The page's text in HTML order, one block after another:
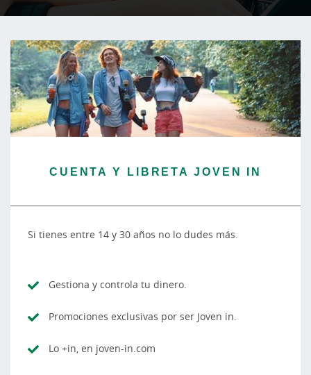
CUENTA Y LIBRETA JOVEN IN
Si tienes entre 14 y 30 años no lo dudes más.
Gestiona y controla tu dinero.
Promociones exclusivas por ser Joven in.
Lo +in, en joven-in.com